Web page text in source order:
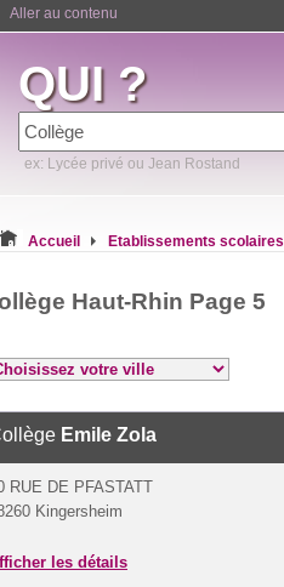
Aller au contenu
QUI ?
ex: Lycée privé ou Jean Rostand
Accueil Etablissements scolaires
Haut-Rhin Page 5
Emile Zola
RUE DE PFASTATT
Kingersheim
les détails